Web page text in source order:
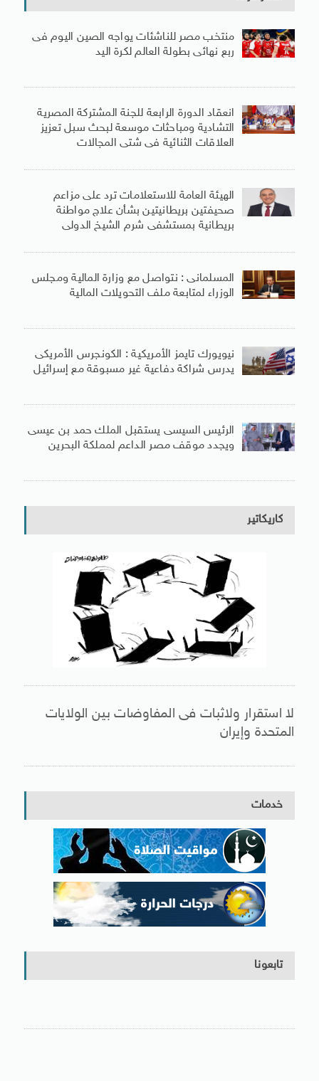
منتخب مصر للناشئات يواجه الصين اليوم فى
ربع نهائى بطولة العالم لكرة اليد
انعقاد الدورة الرابعة للجنة المشتركة المصرية
التشادية ومباحثات موسعة لبحث سبل تعزيز
العلاقات الثنائية فى شتى المجالات
الهيئة العامة للاستعلامات ترد على مزاعم
صحيفتين بريطانيتين بشأن علاج مواطنة
بريطانية بمستشفى شرم الشيخ الدولى
المسلمانى : نتواصل مع وزارة المالية ومجلس
الوزراء لمتابعة ملف التحويلات المالية
نيويورك تايمز الأمريكية : الكونجرس الأمريكى
يدرس شراكة دفاعية غير مسبوقة مع إسرائيل
الرئيس السيسى يستقبل الملك حمد بن عيسى
ويجدد موقف مصر الداعم لمملكة البحرين
كاريكاتير
لا استقرار ولاثبات فى المفاوضات بين الولايات
المتحدة وإيران
خدمات
تابعونا